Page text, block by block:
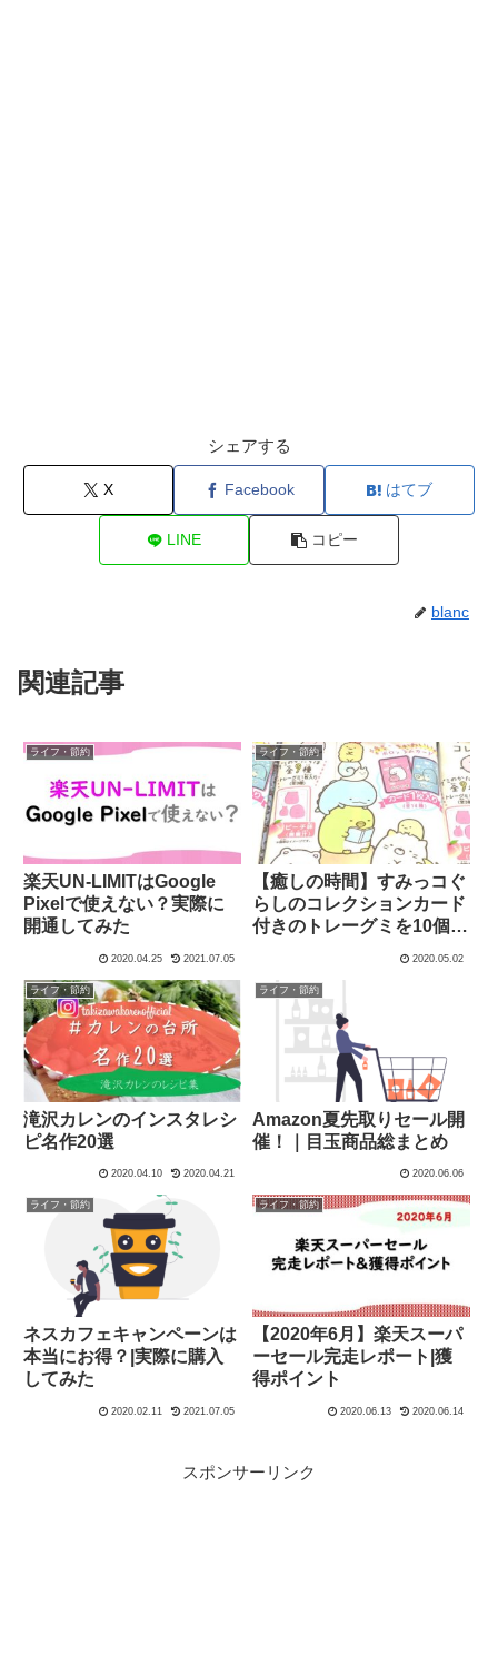
シェアする
X Facebook はてブ
LINE コピー
blanc
関連記事
ライフ・節約
楽天UN-LIMITはGoogle
Pixelで使えない？実際に
開通してみた
2020.04.25 2021.07.05
ライフ・節約
【癒しの時間】すみっコぐ
らしのコレクションカード
付きのトレーグミを10個買
2020.05.02
ライフ・節約
滝沢カレンのインスタレシ
ピ名作20選
2020.04.10 2020.04.21
ライフ・節約
Amazon夏先取りセール開
催！｜目玉商品総まとめ
2020.06.06
ライフ・節約
ネスカフェキャンペーンは
本当にお得？|実際に購入
してみた
2020.02.11 2021.07.05
ライフ・節約
【2020年6月】楽天スーパ
ーセール完走レポート|獲
得ポイント
2020.06.13 2020.06.14
スポンサーリンク